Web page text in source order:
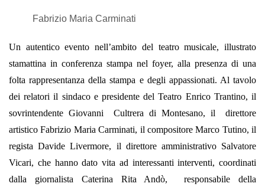
Fabrizio Maria Carminati
Un autentico evento nell’ambito del teatro musicale, illustrato
stamattina in conferenza stampa nel foyer, alla presenza di una
folta rappresentanza della stampa e degli appassionati. Al tavolo
dei relatori il sindaco e presidente del Teatro Enrico Trantino, il
sovrintendente Giovanni Cultrera di Montesano, il direttore
artistico Fabrizio Maria Carminati, il compositore Marco Tutino, il
regista Davide Livermore, il direttore amministrativo Salvatore
Vicari, che hanno dato vita ad interessanti interventi, coordinati
dalla giornalista Caterina Rita Andò, responsabile della